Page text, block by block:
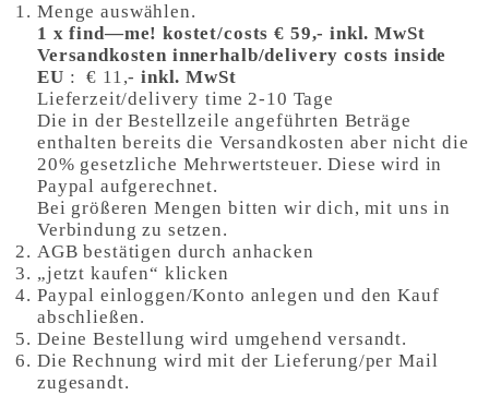
Menge auswählen.
1 x find—me! kostet/costs € 59,- inkl. MwSt
Versandkosten innerhalb/delivery costs inside
EU : € 11,-inkl. MwSt
Lieferzeit/delivery time 2-10 Tage
Die in der Bestellzeile angeführten Beträge
enthalten bereits die Versandkosten aber nicht die
20% gesetzliche Mehrwertsteuer. Diese wird in
Paypal aufgerechnet.
Bei größeren Mengen bitten wir dich, mit uns in
Verbindung zu setzen.
AGB bestätigen durch anhacken
„jetzt kaufen“ klicken
Paypal einloggen/Konto anlegen und den Kauf
abschließen.
Deine Bestellung wird umgehend versandt.
Die Rechnung wird mit der Lieferung/per Mail
zugesandt.